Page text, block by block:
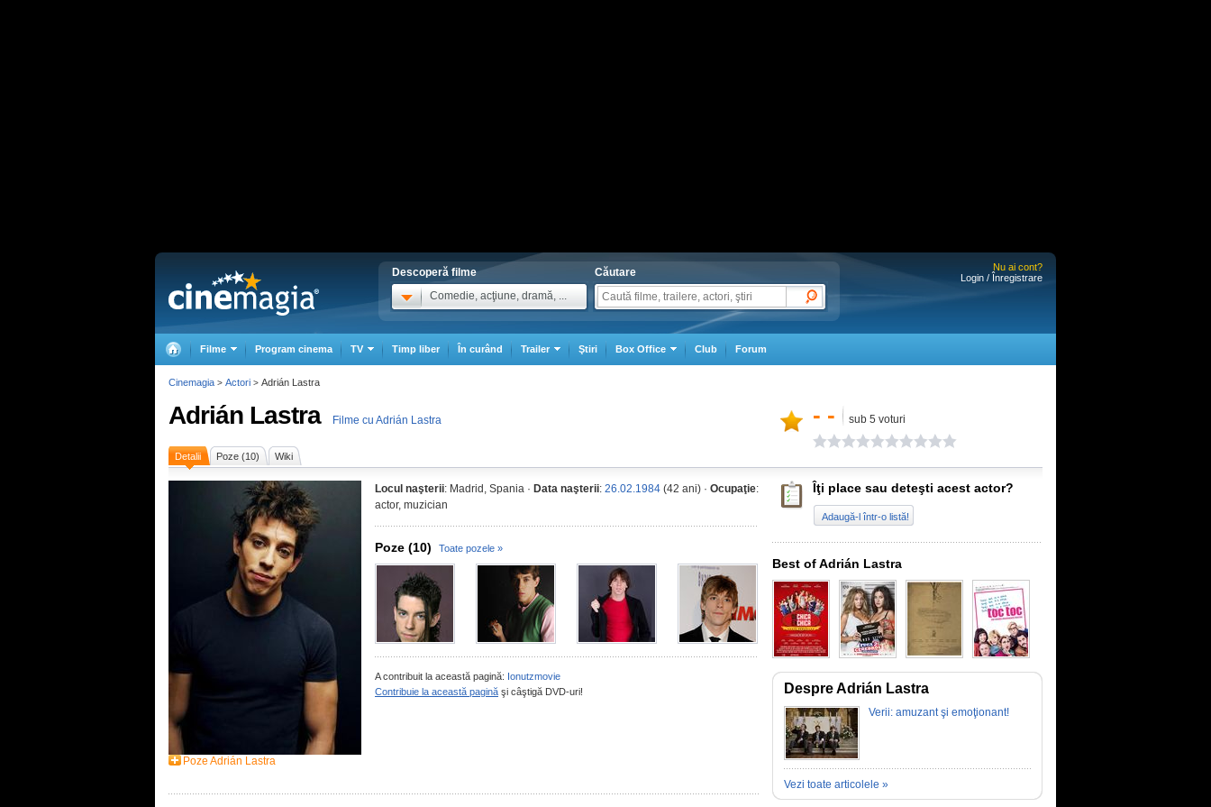
Descoperă filme
Comedie, acţiune, dramă, ...
Căutare
Nu ai cont?
Login / Înregistrare
Filme Program cinema TV Timp liber În curând Trailer Ştiri Box Office Club Forum
Adrián Lastra Filme cu Adrián Lastra - - sub 5 voturi
Detalii Poze (10) Wiki
Poze Adrián Lastra
Locul naşterii: Madrid, Spania · Data naşterii: 26.02.1984 (42 ani) · Ocupaţie:
actor, muzician
Poze (10) Toate pozele »
A contribuit la această pagină: Ionutzmovie
Contribuie la această pagină şi câştigă DVD-uri!
Îţi place sau deteşti acest actor?
Adaugă-l într-o listă!
Best of Adrián Lastra
Despre Adrián Lastra
Verii: amuzant şi emoţionant!
Vezi toate articolele »
Cinemagia > Actori > Adrián Lastra